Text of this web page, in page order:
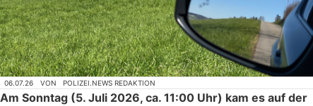
06.07.26 VON POLIZEI.NEWS REDAKTION
Am Sonntag (5. Juli 2026, ca. 11:00 Uhr) kam es auf der